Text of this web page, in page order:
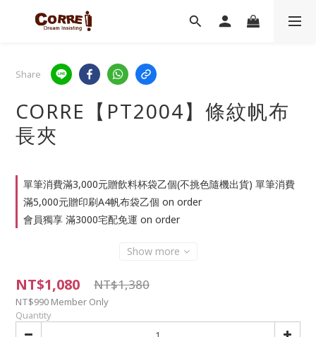
Share
CORRE【PT2004】條紋帆布
長夾
單筆消費滿3,000元贈飲料杯袋乙個(不挑色隨機出貨) 單筆消費
滿5,000元贈印刷A4帆布袋乙個 on order
會員獨享 滿3000宅配免運 on order
Show more
NT$1,080 NT$1,380
NT$990 Member Only
Quantity